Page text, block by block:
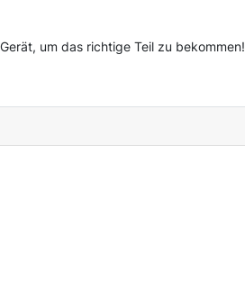
um das richtige Teil zu bekommen!